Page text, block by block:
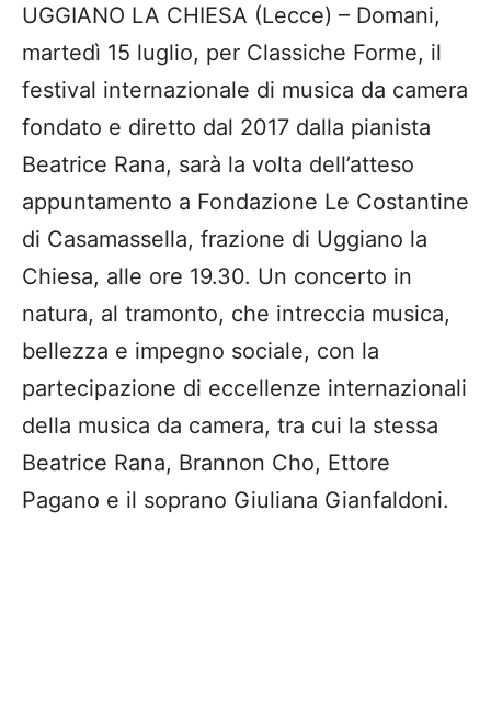
UGGIANO LA CHIESA (Lecce) – Domani,
martedì 15 luglio, per Classiche Forme, il
festival internazionale di musica da camera
fondato e diretto dal 2017 dalla pianista
Beatrice Rana, sarà la volta dell’atteso
appuntamento a Fondazione Le Costantine
di Casamassella, frazione di Uggiano la
Chiesa, alle ore 19.30. Un concerto in
natura, al tramonto, che intreccia musica,
bellezza e impegno sociale, con la
partecipazione di eccellenze internazionali
della musica da camera, tra cui la stessa
Beatrice Rana, Brannon Cho, Ettore
Pagano e il soprano Giuliana Gianfaldoni.